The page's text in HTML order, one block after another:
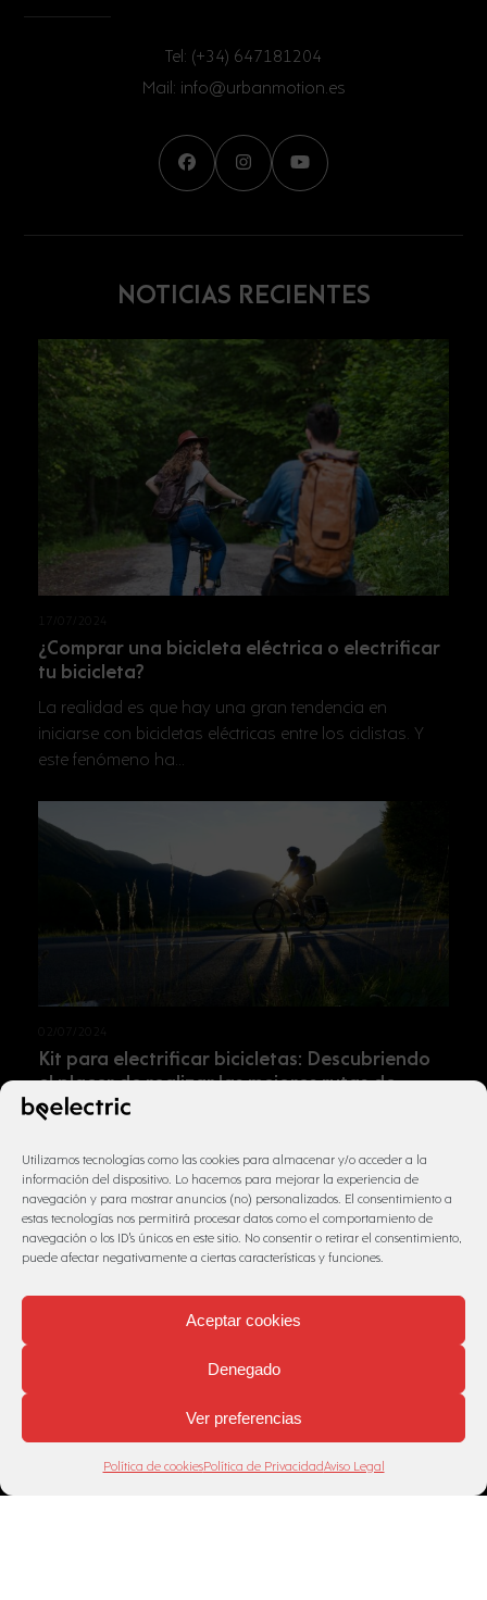
Utilizamos tecnologías como las cookies para almacenar y/o acceder a la
información del dispositivo. Lo hacemos para mejorar la experiencia de
navegación y para mostrar anuncios (no) personalizados. El consentimiento a
estas tecnologías nos permitirá procesar datos como el comportamiento de
navegación o los ID's únicos en este sitio. No consentir o retirar el consentimiento,
puede afectar negativamente a ciertas características y funciones.
Aceptar cookies
Denegado
Ver preferencias
Política de cookiesPolítica de PrivacidadAviso Legal
Tel: (+34) 647181204
Mail: info@urbanmotion.es
FacebookInstagramYouTube
NOTICIAS RECIENTES
17/07/2024
¿Comprar una bicicleta eléctrica o electrificar
tu bicicleta?
La realidad es que hay una gran tendencia en
iniciarse con bicicletas eléctricas entre los ciclistas. Y
este fenómeno ha…
02/07/2024
Kit para electrificar bicicletas: Descubriendo
el placer de realizar las mejores rutas de
España con bicicleta eléctrica
senderos escarpados y montañas increíbles con
espectaculares vistas? ¡El Kit para electrificar bicicletas…